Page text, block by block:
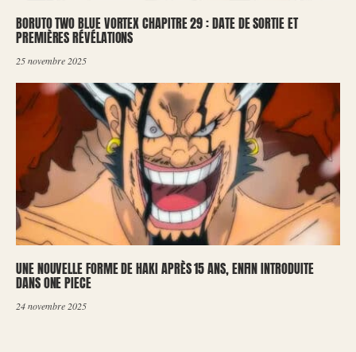
BORUTO TWO BLUE VORTEX CHAPITRE 29 : DATE DE SORTIE ET
PREMIÈRES RÉVÉLATIONS
25 novembre 2025
UNE NOUVELLE FORME DE HAKI APRÈS 15 ANS, ENFIN INTRODUITE
DANS ONE PIECE
24 novembre 2025